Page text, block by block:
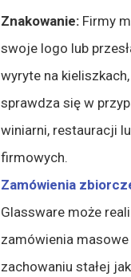
Znakowanie: Firmy
swoje logo lub
wyryte na
sprawdza się w
winiarni, restauracji
firmowych.
Zamówienia
Glassware może
zamówienia
zachowaniu stałej